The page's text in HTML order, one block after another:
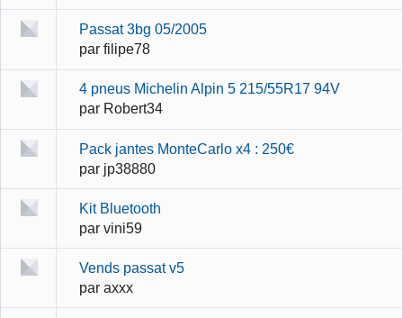
Passat 3bg 05/2005
par filipe78
4 pneus Michelin Alpin 5 215/55R17 94V
par Robert34
Pack jantes MonteCarlo x4 : 250€
par jp38880
Kit Bluetooth
par vini59
Vends passat v5
par axxx